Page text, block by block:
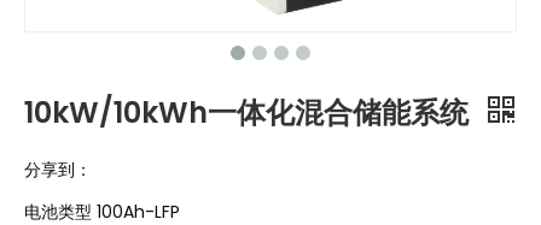
10kW/10kWh一体化混合储能系统
分享到：
电池类型 100Ah-LFP